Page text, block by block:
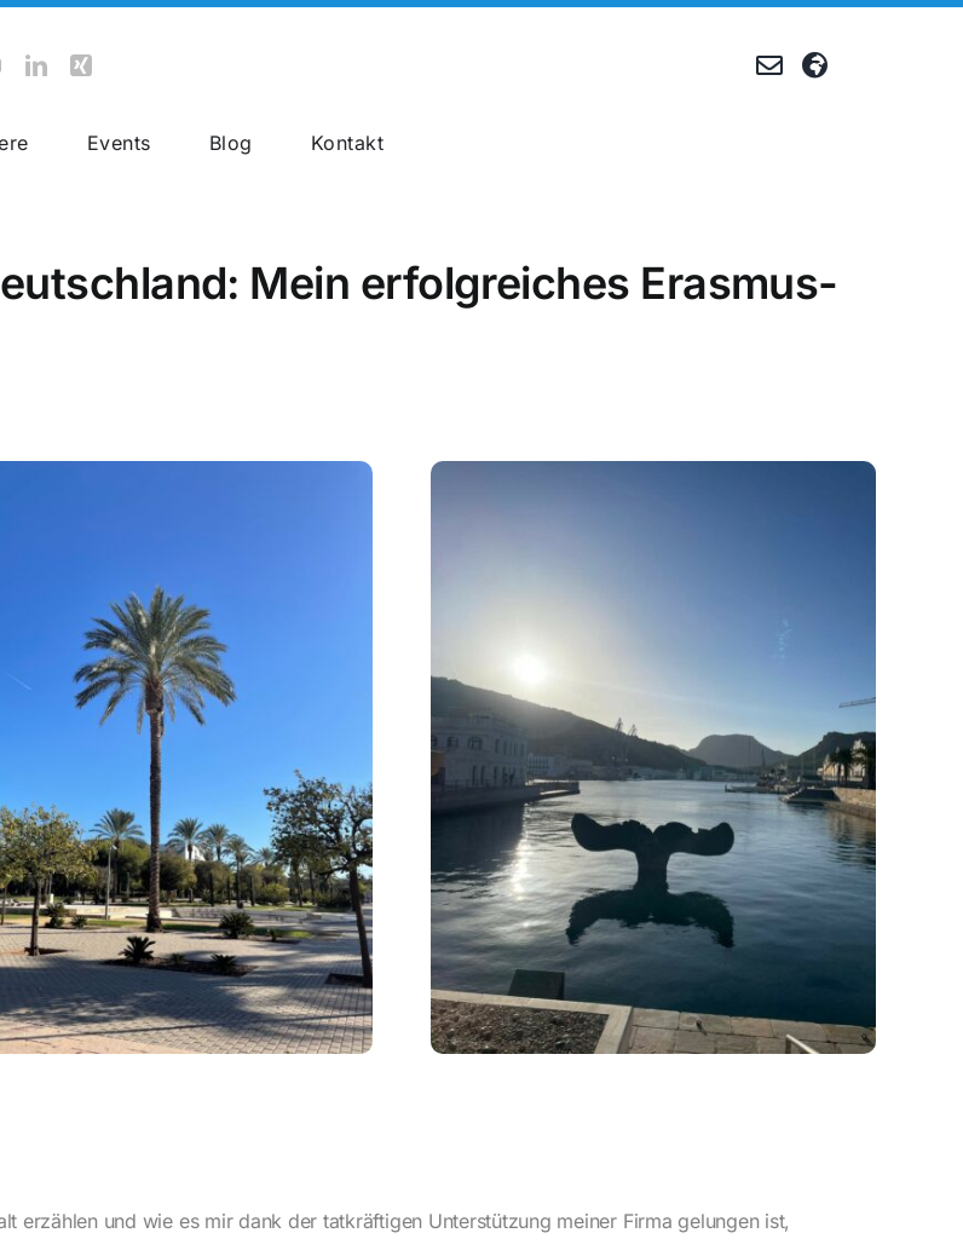
Events Blog Kontakt
Mein erfolgreiches Erasmus-
erzählen und wie es mir dank der tatkräftigen Unterstützung meiner Firma gelungen ist,